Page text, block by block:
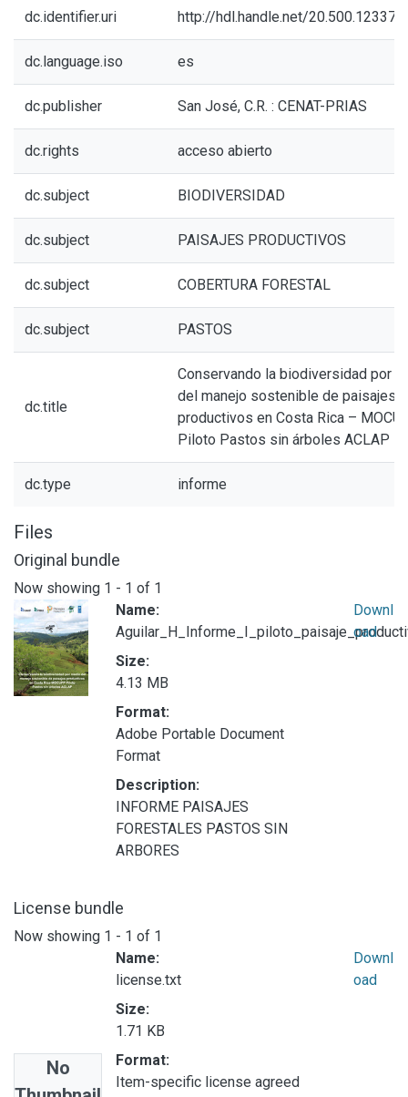
dc.identifier.uri http://hdl.handle.net/20.500.12337/
dc.language.iso es
dc.publisher San José, C.R. : CENAT-PRIAS
dc.rights acceso abierto
dc.subject BIODIVERSIDAD
dc.subject PAISAJES PRODUCTIVOS
dc.subject COBERTURA FORESTAL
dc.subject PASTOS
dc.title
Conservando la biodiversidad por
del manejo sostenible de paisajes
productivos en Costa Rica –
Piloto Pastos sin árboles ACLAP
dc.type informe
Files
Original bundle
Now showing 1 - 1 of 1
Name:
Size:
4.13 MB
Format:
Adobe Portable Document
Format
Description:
INFORME PAISAJES
FORESTALES PASTOS SIN
ARBORES
Downl
oad
License bundle
Now showing 1 - 1 of 1
No
Name:
license.txt
Size:
1.71 KB
Format:
Item-specific license agreed
Downl
oad